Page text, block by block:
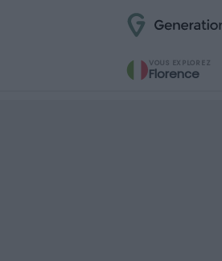
VOUS EXPLOREZ
Florence